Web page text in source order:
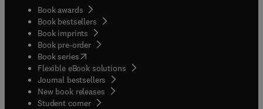
Book awards
Book bestsellers
Book imprints
Book pre-order
Book series(opens in new tab/window
Flexible eBook solutions
Journal bestsellers
New book releases
Student corner( opens in new tab/window